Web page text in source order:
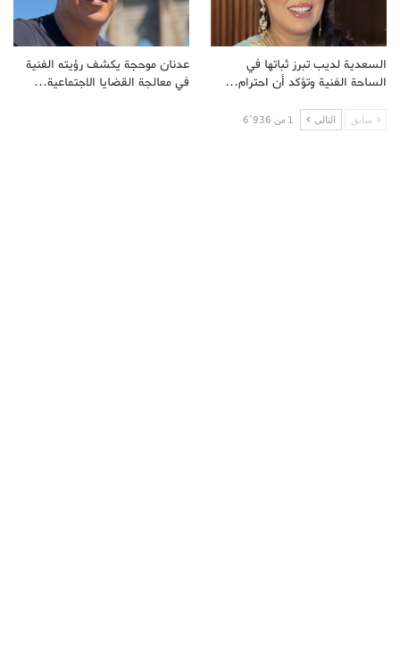
السعدية لديب تبرز ثباتها في
الساحة الفنية وتؤكد أن احترام…
عدنان موحجة يكشف رؤيته الفنية
في معالجة القضايا الاجتماعية…
سابق التالى 1 من 6٬936